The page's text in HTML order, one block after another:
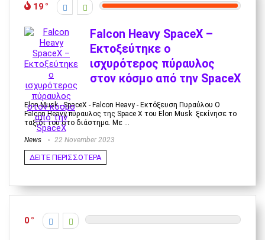
19
Falcon Heavy SpaceX –
Εκτοξεύτηκε ο
ισχυρότερος πύραυλος
στον κόσμο από την SpaceX
Elon Musk - SpaceX - Falcon Heavy - Εκτόξευση Πυραύλου Ο
Falcon Heavy πύραυλος της Space X του Elon Musk ξεκίνησε το
ταξίδι του στο διάστημα. Με ...
News 22 November 2023
ΔΕΙΤΕ ΠΕΡΙΣΣΟΤΕΡΑ
0